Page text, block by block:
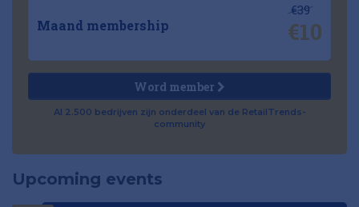
Maand membership
€39
€10
Word member
Al 2.500 bedrijven zijn onderdeel van de RetailTrends-
community
Upcoming events